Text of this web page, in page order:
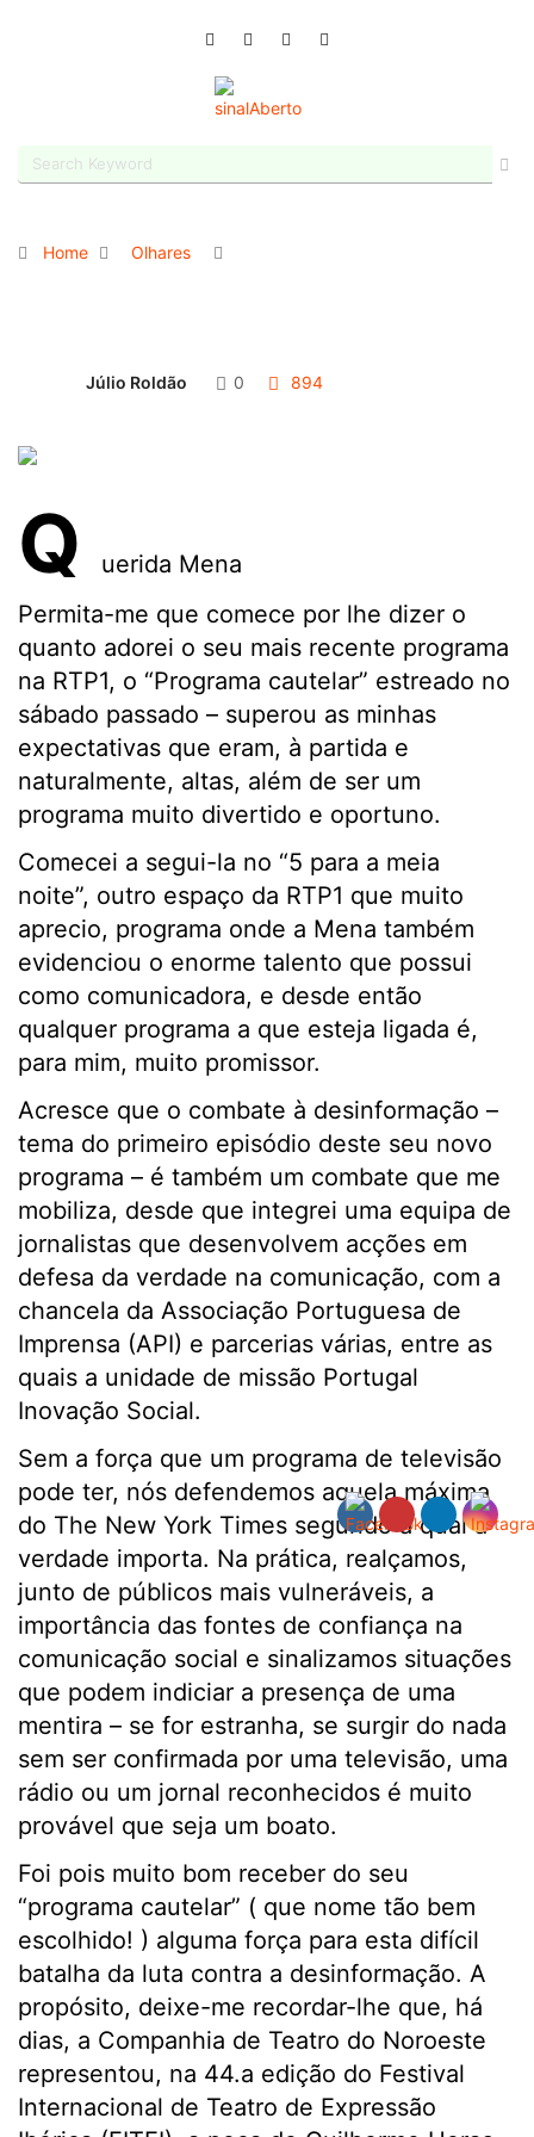
Home Olhares
Júlio Roldão 0 894
Q
uerida Mena
Permita-me que comece por lhe dizer o
quanto adorei o seu mais recente programa
na RTP1, o “Programa cautelar” estreado no
sábado passado – superou as minhas
expectativas que eram, à partida e
naturalmente, altas, além de ser um
programa muito divertido e oportuno.
Comecei a segui-la no “5 para a meia
noite”, outro espaço da RTP1 que muito
aprecio, programa onde a Mena também
evidenciou o enorme talento que possui
como comunicadora, e desde então
qualquer programa a que esteja ligada é,
para mim, muito promissor.
Acresce que o combate à desinformação –
tema do primeiro episódio deste seu novo
programa – é também um combate que me
mobiliza, desde que integrei uma equipa de
jornalistas que desenvolvem acções em
defesa da verdade na comunicação, com a
chancela da Associação Portuguesa de
Imprensa (API) e parcerias várias, entre as
quais a unidade de missão Portugal
Inovação Social.
Sem a força que um programa de televisão
pode ter, nós defendemos aquela máxima
do The New York Times segundo a qual a
verdade importa. Na prática, realçamos,
junto de públicos mais vulneráveis, a
importância das fontes de confiança na
comunicação social e sinalizamos situações
que podem indiciar a presença de uma
mentira – se for estranha, se surgir do nada
sem ser confirmada por uma televisão, uma
rádio ou um jornal reconhecidos é muito
provável que seja um boato.
Foi pois muito bom receber do seu
“programa cautelar” ( que nome tão bem
escolhido! ) alguma força para esta difícil
batalha da luta contra a desinformação. A
propósito, deixe-me recordar-lhe que, há
dias, a Companhia de Teatro do Noroeste
representou, na 44.a edição do Festival
Internacional de Teatro de Expressão